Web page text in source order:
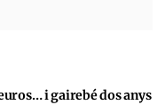
i gairebé dos anys